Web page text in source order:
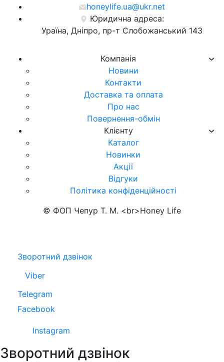
Компанія
Новини
Контакти
Доставка та оплата
Про нас
Повернення-обмін
Клієнту
Каталог
Новинки
Акції
Відгуки
Політика конфіденційності
honeylife.ua@ukr.net
Юридична адреса:
Ураїна, Дніпро, пр-т Слобожанський 143
© ФОП Чепур Т. М. <br>Honey Life
Зворотний дзвінок
Viber
Telegram
Facebook
Instagram
Зворотний дзвінок